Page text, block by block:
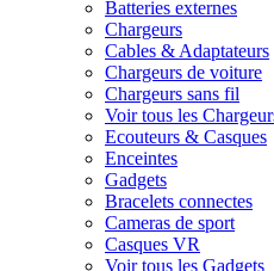
Batteries externes
Chargeurs
Cables & Adaptateurs
Chargeurs de voiture
Chargeurs sans fil
Voir tous les
Ecouteurs & Casques
Enceintes
Gadgets
Bracelets connectes
Cameras de sport
Casques VR
Voir tous les Gadgets